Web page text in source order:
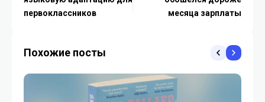
первоклассников
месяца зарплаты
Похожие посты